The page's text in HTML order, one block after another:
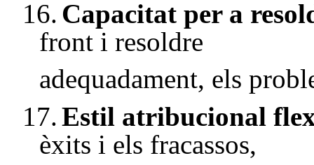
16. Capacitat per a
front i resoldre
adequadament, els
17.Estil atribucional
èxits i els fracassos,